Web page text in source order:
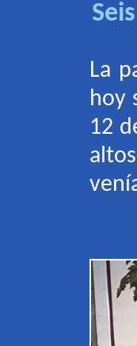
La
hoy
12